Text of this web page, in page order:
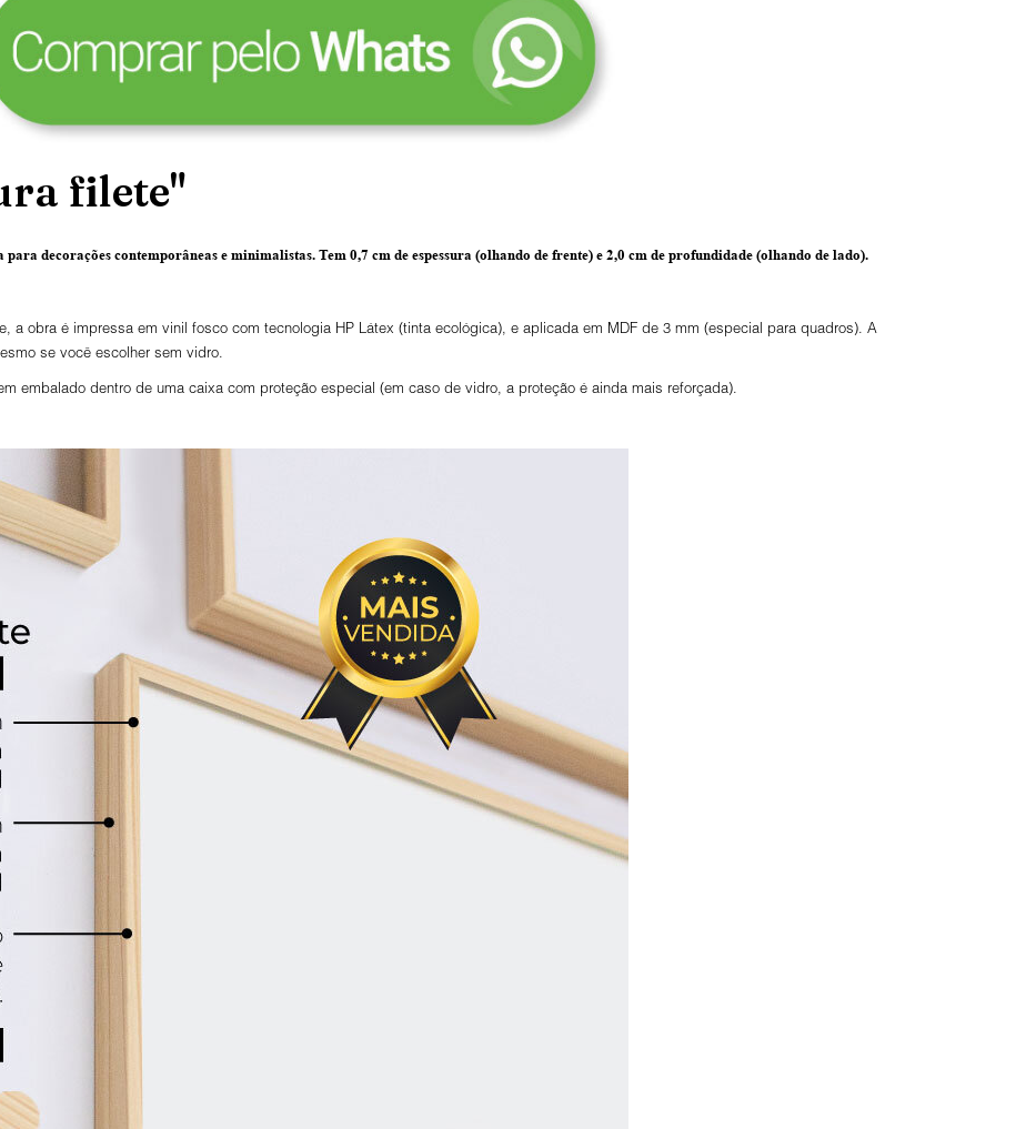
filete"
para decorações contemporâneas e minimalistas. Tem 0,7 cm de espessura (olhando de frente) e 2,0 cm de profundidade (olhando de lado).
a obra é impressa em vinil fosco com tecnologia HP Látex (tinta ecológica), e aplicada em MDF de 3 mm (especial para quadros). A
se você escolher sem vidro.
embalado dentro de uma caixa com proteção especial (em caso de vidro, a proteção é ainda mais reforçada).